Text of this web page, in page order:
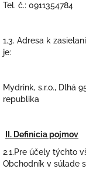
Tel. č.: 0911354784
1.3. Adresa k
je:
Mydrink, s.r.o., Dlhá
republika
II. Definícia pojmov
2.1.Pre účely týchto
Obchodník v súlade